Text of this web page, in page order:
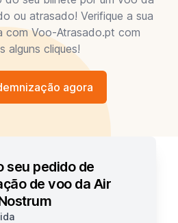
ou atrasado! Verifique a sua
com Voo-Atrasado.pt com
alguns cliques!
agora
seu pedido de
de voo da Air